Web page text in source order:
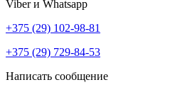
Viber и Whatsapp
+375 (29) 102-98-81
+375 (29) 729-84-53
Написать сообщение